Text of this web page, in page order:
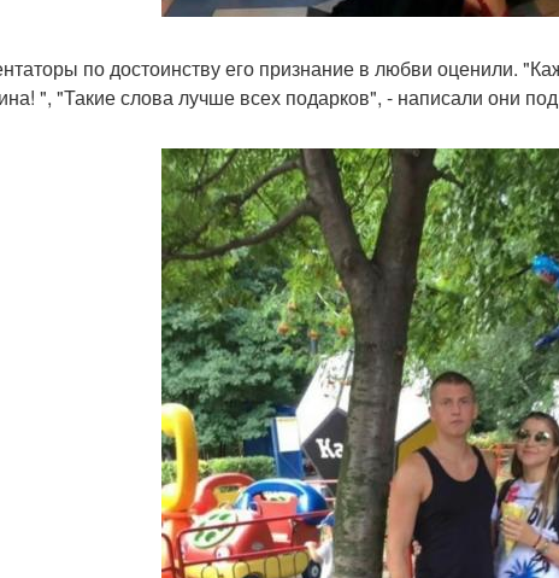
по достоинству его признание в любви оценили.
", "Такие слова лучше всех подарков", - написали они